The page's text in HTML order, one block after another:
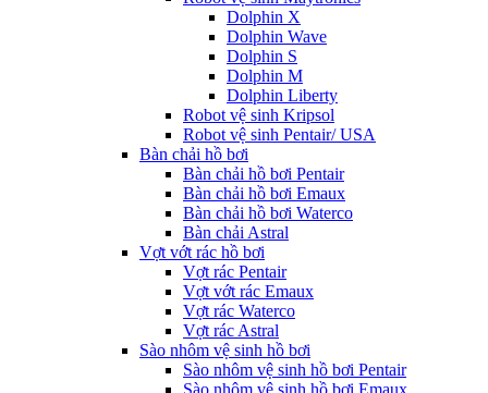
Dolphin X
Dolphin Wave
Dolphin S
Dolphin M
Dolphin Liberty
Robot vệ sinh Kripsol
Robot vệ sinh Pentair/ USA
Bàn chải hồ bơi
Bàn chải hồ bơi Pentair
Bàn chải hồ bơi Emaux
Bàn chải hồ bơi Waterco
Bàn chải Astral
Vợt vớt rác hồ bơi
Vợt rác Pentair
Vợt vớt rác Emaux
Vợt rác Waterco
Vợt rác Astral
Sào nhôm vệ sinh hồ bơi
Sào nhôm vệ sinh hồ bơi Pentair
Sào nhôm vệ sinh hồ bơi Emaux